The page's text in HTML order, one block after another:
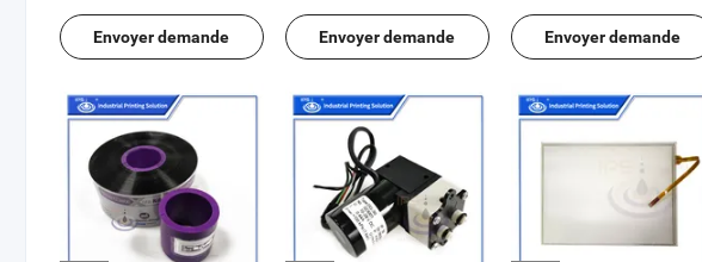
Envoyer demande Envoyer demande Envoyer demande